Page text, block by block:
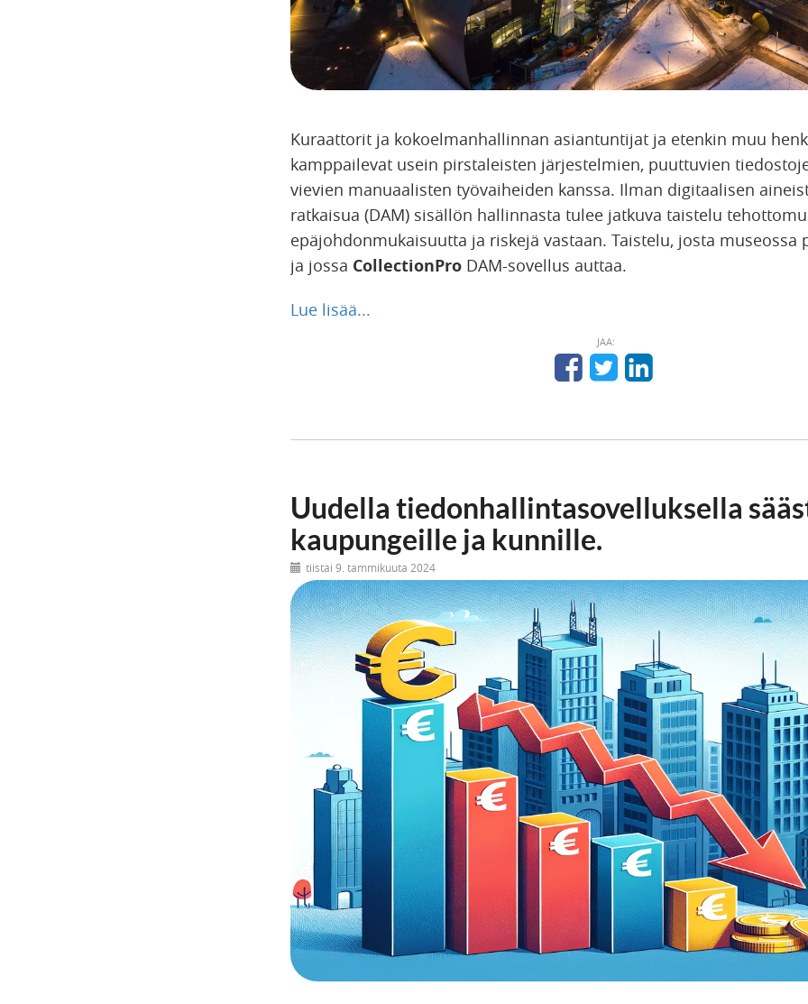
Kuraattorit ja kokoelmanhallinnan asiantuntijat ja etenkin muu
kamppailevat usein pirstaleisten järjestelmien, puuttuvien
vievien manuaalisten työvaiheiden kanssa. Ilman digitaalisen
ratkaisua (DAM) sisällön hallinnasta tulee jatkuva taistelu
epäjohdonmukaisuutta ja riskejä vastaan. Taistelu, josta museossa
ja jossa CollectionPro DAM-sovellus auttaa.
Lue lisää...
JAA:
Uudella tiedonhallintasovelluksella
kaupungeille ja kunnille.
tiistai 9. tammikuuta 2024